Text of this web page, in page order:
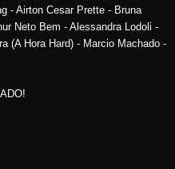
- Airton Cesar Prette - Bruna
Neto Bem - Alessandra Lodoli -
(A Hora Hard) - Marcio Machado -